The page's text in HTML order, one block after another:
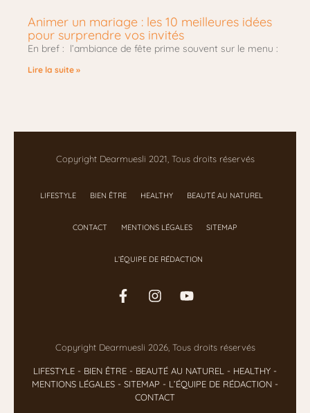
Animer un mariage : les 10 meilleures idées
pour surprendre vos invités
En bref : l’ambiance de fête prime souvent sur le menu :
Lire la suite »
Copyright Dearmuesli 2021, Tous droits réservés
LIFESTYLE BIEN ÊTRE HEALTHY BEAUTÉ AU NATUREL
CONTACT MENTIONS LÉGALES SITEMAP
L’ÉQUIPE DE RÉDACTION
Copyright Dearmuesli 2026, Tous droits réservés
LIFESTYLE - BIEN ÊTRE - BEAUTÉ AU NATUREL - HEALTHY -
MENTIONS LÉGALES - SITEMAP - L’ÉQUIPE DE RÉDACTION -
CONTACT